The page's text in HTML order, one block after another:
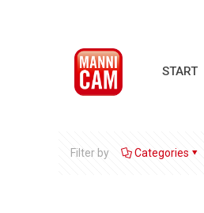
START
Filter by Categories